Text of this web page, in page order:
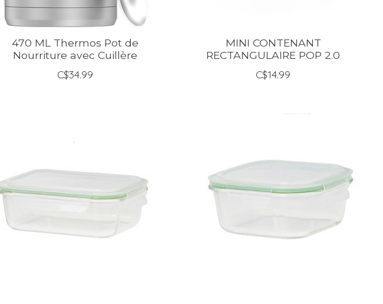
470 ML Thermos Pot de
Nourriture avec Cuillère
C$34.99
MINI CONTENANT
RECTANGULAIRE POP 2.0
C$14.99